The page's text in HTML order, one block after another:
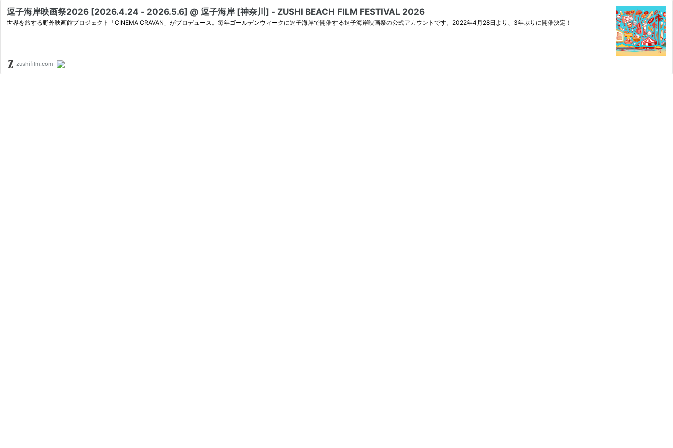
逗子海岸映画祭2026 [2026.4.24 - 2026.5.6] @ 逗子海岸 [神奈川] - ZUSHI BEACH FILM FESTIVAL 2026
世界を旅する野外映画館プロジェクト「CINEMA CRAVAN」がプロデュース。毎年ゴールデンウィークに逗子海岸で開催する逗子海岸映画祭の公式アカウントです。2022年4月28日より、3年ぶりに開催決定！
zushifilm.com